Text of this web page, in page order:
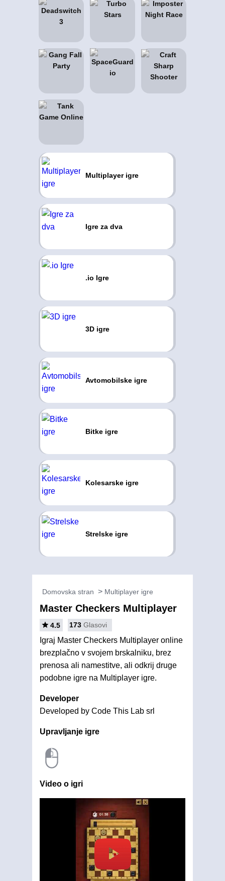
Multiplayer igre
Igre za dva
.io Igre
3D igre
Avtomobilske igre
Bitke igre
Kolesarske igre
Strelske igre
Domovska stran Multiplayer igre
Master Checkers Multiplayer
4.5 173 Glasovi
Igraj Master Checkers Multiplayer online
brezplačno v svojem brskalniku, brez
prenosa ali namestitve, ali odkrij druge
podobne igre na Multiplayer igre.
Developer
Developed by Code This Lab srl
Upravljanje igre
Video o igri